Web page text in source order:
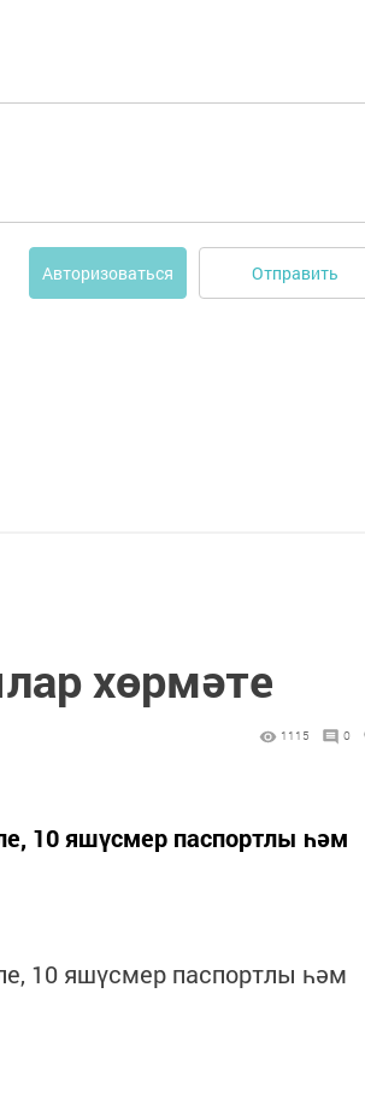
Авторизоваться Отправить
хөрмәте
1115 0
10 яшүсмер паспортлы һәм
10 яшүсмер паспортлы һәм